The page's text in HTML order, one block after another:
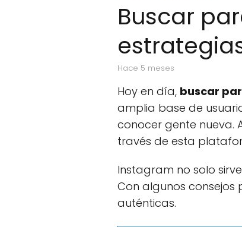
Buscar
hace 5 meses
Hoy en día, buscar
amplia base de
conocer gente nueva.
través de esta
Instagram no solo
Con algunos
auténticas.